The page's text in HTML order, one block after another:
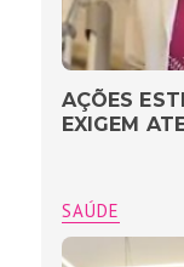
AÇÕES
EXIGEM
SAÚDE